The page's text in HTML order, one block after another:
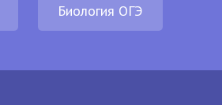
Биология ОГЭ